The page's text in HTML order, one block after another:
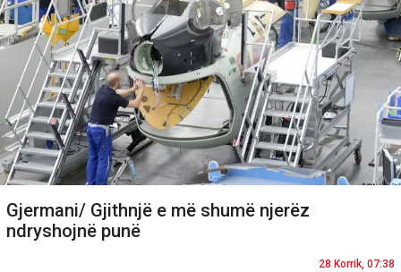
Gjermani/ Gjithnjë e më shumë njerëz
ndryshojnë punë
28 Korrik, 07:38